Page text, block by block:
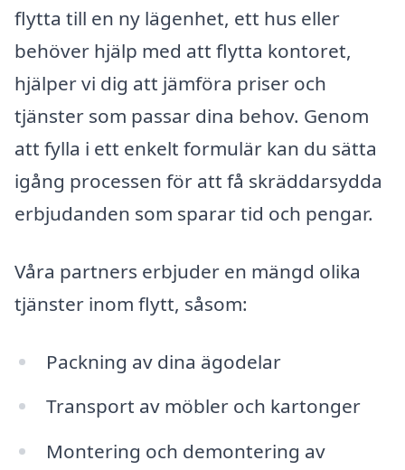
flytta till en ny lägenhet, ett hus eller
behöver hjälp med att flytta kontoret,
hjälper vi dig att jämföra priser och
tjänster som passar dina behov. Genom
att fylla i ett enkelt formulär kan du sätta
igång processen för att få skräddarsydda
erbjudanden som sparar tid och pengar.
Våra partners erbjuder en mängd olika
tjänster inom flytt, såsom:
Packning av dina ägodelar
Transport av möbler och kartonger
Montering och demontering av